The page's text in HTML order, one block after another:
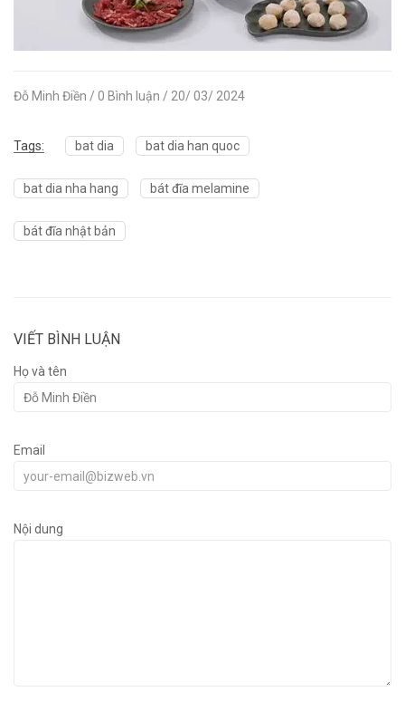
Đỗ Minh Điền / 0 Bình luận / 20/ 03/ 2024
Tags: bat dia bat dia han quoc
bat dia nha hang bát đĩa melamine
bát đĩa nhật bản
VIẾT BÌNH LUẬN
Họ và tên
Email
Nội dung